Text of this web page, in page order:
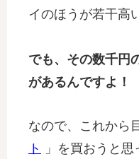
イのほうが若干高
でも、その数千円
があるんですよ！
なので、これから
ト
」を買おうと思